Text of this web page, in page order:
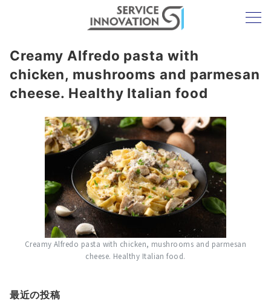
Creamy Alfredo pasta with
chicken, mushrooms and parmesan
cheese. Healthy Italian food
Creamy Alfredo pasta with chicken, mushrooms and parmesan
cheese. Healthy Italian food.
最近の投稿